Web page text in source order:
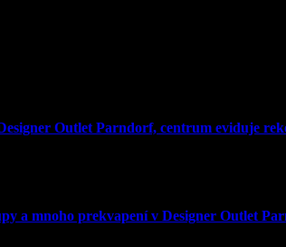
Outlet Parndorf, centrum eviduje
a mnoho prekvapení v Designer Outlet